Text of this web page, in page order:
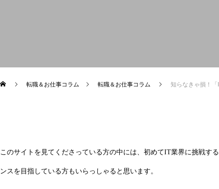
個人情報取扱い 個人情報保護 利用規約 お問合せ
転職＆お仕事コラム 転職＆お仕事コラム 知らなきゃ損！
このサイトを見てくださっている方の中には、初めてIT業界に挑戦す
ンスを目指している方もいらっしゃると思います。